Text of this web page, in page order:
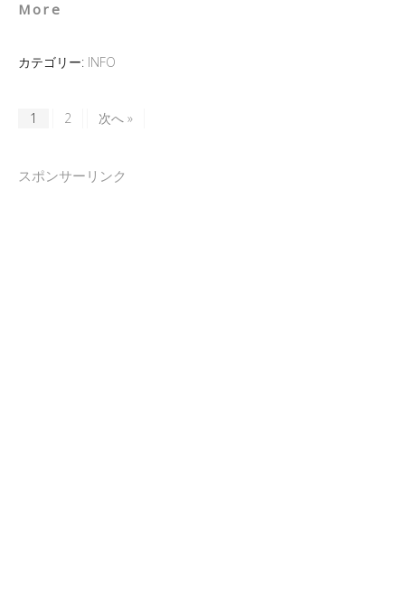
More
カテゴリー: INFO
1 2 次へ »
スポンサーリンク